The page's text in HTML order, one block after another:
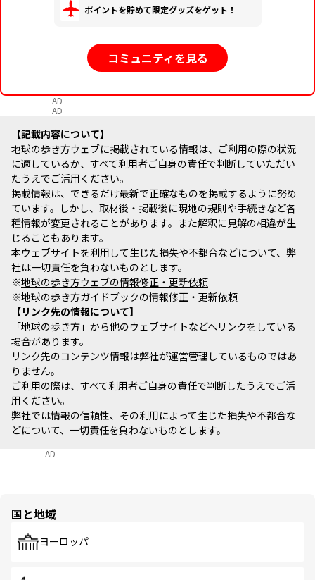
ポイントを貯めて限定グッズをゲット！
コミュニティを見る
AD
AD
記載内容について
地球の歩き方ウェブに掲載されている情報は、ご利用の際の状況
に適しているか、すべて利用者ご自身の責任で判断していただい
たうえでご活用ください。
掲載情報は、できるだけ最新で正確なものを掲載するように努め
ています。しかし、取材後・掲載後に現地の規則や手続きなど各
種情報が変更されることがあります。また解釈に見解の相違が生
じることもあります。
本ウェブサイトを利用して生じた損失や不都合などについて、弊
社は一切責任を負わないものとします。
※地球の歩き方ウェブの情報修正・更新依頼
※地球の歩き方ガイドブックの情報修正・更新依頼
リンク先の情報について
「地球の歩き方」から他のウェブサイトなどへリンクをしている
場合があります。
リンク先のコンテンツ情報は弊社が運営管理しているものではあ
りません。
ご利用の際は、すべて利用者ご自身の責任で判断したうえでご活
用ください。
弊社では情報の信頼性、その利用によって生じた損失や不都合な
どについて、一切責任を負わないものとします。
AD
国と地域
ヨーロッパ